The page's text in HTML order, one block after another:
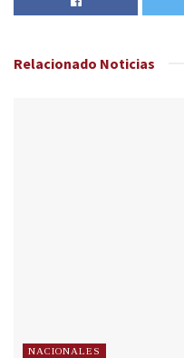
Relacionado Noticias
NACIONALES